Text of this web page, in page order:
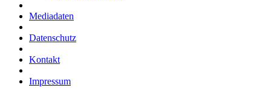
Mediadaten
Datenschutz
Kontakt
Impressum